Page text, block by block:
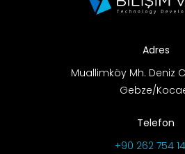
Adres
Muallimköy Mh. Deniz
Gebze/
Telefon
+90 262 754